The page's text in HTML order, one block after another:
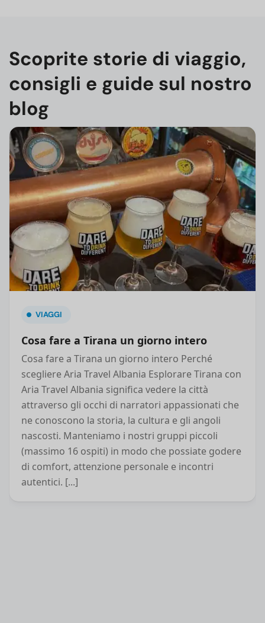
Scoprite storie di viaggio,
consigli e guide sul nostro
blog
VIAGGI
Cosa fare a Tirana un giorno intero
Cosa fare a Tirana un giorno intero Perché
scegliere Aria Travel Albania Esplorare Tirana con
Aria Travel Albania significa vedere la città
attraverso gli occhi di narratori appassionati che
ne conoscono la storia, la cultura e gli angoli
nascosti. Manteniamo i nostri gruppi piccoli
(massimo 16 ospiti) in modo che possiate godere
di comfort, attenzione personale e incontri
autentici. [...]